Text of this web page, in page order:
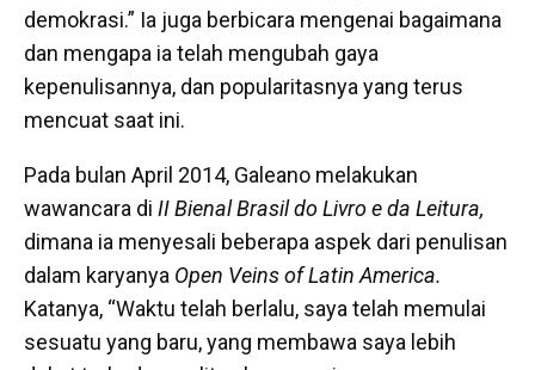
demokrasi.” Ia juga berbicara mengenai bagaimana
dan mengapa ia telah mengubah gaya
kepenulisannya, dan popularitasnya yang terus
mencuat saat ini.
Pada bulan April 2014, Galeano melakukan
wawancara di II Bienal Brasil do Livro e da Leitura,
dimana ia menyesali beberapa aspek dari penulisan
dalam karyanya Open Veins of Latin America.
Katanya, “Waktu telah berlalu, saya telah memulai
sesuatu yang baru, yang membawa saya lebih